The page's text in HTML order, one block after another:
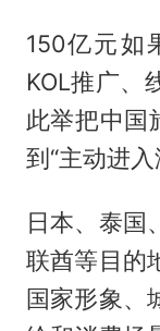
150亿元如
KOL推广、
此举把中国
到“主动进入
日本、泰国
联酋等目的
国家形象、